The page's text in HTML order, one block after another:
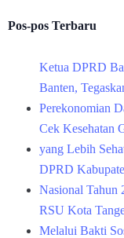
Pos-pos Terbaru
Ketua DPRD
Banten,
Perekonomian
Cek Kesehatan
yang Lebih
DPRD
Nasional Tahun
RSU Kota
Melalui Bakti